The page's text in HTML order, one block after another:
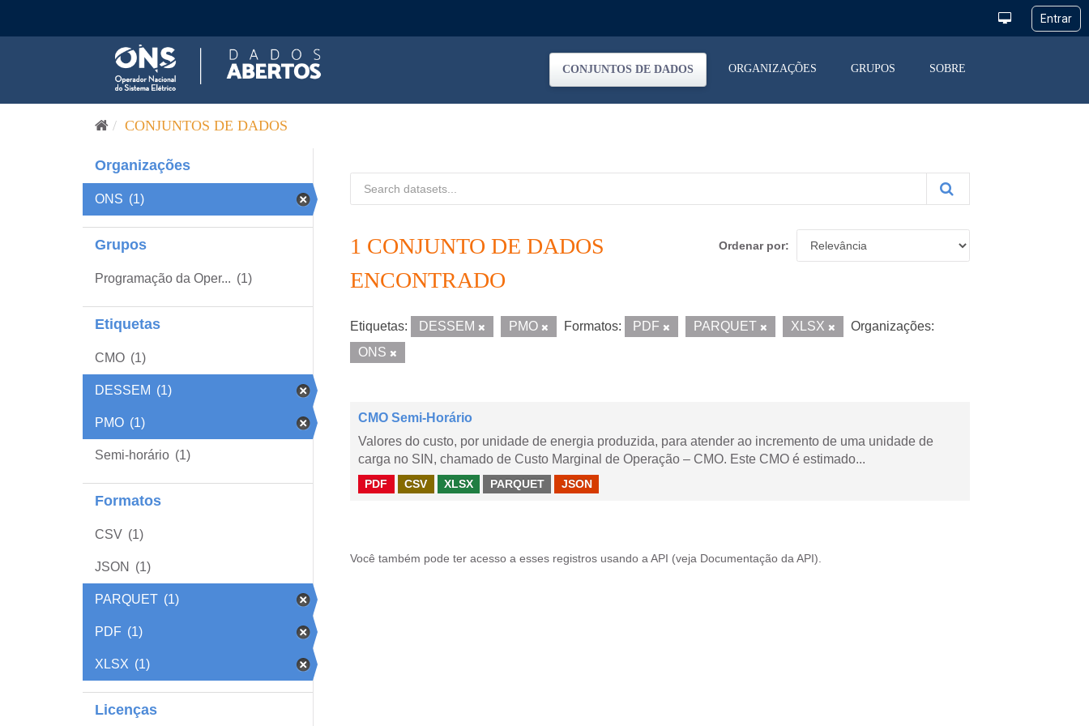
CONJUNTOS DE DADOS ORGANIZAÇÕES GRUPOS SOBRE
CONJUNTOS DE DADOS
Organizações
ONS (1)
Grupos
Programação da Oper... (1)
Etiquetas
CMO (1)
DESSEM (1)
PMO (1)
Semi-horário (1)
Formatos
CSV (1)
JSON (1)
PARQUET (1)
PDF (1)
XLSX (1)
Licenças
Ordenar por
1 CONJUNTO DE DADOS
ENCONTRADO
Etiquetas: DESSEM PMO Formatos: PDF PARQUET XLSX
Organizações:
ONS
CMO Semi-Horário
Valores do custo, por unidade de energia produzida, para atender ao incremento de uma unidade de
carga no SIN, chamado de Custo Marginal de Operação – CMO. Este CMO é estimado...
PDF CSV XLSX PARQUET JSON
Você também pode ter acesso a esses registros usando a API (veja Documentação da API ).